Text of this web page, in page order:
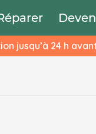
jusqu’à 24 h